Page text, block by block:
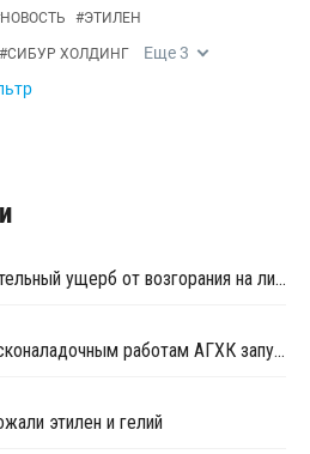
НОВОСТЬ #ЭТИЛЕН
#СИБУР ХОЛДИНГ Еще3
НКНХ оценил как незначительный ущерб от возгорания на линии полистирола
В рамках подготовки к пусконаладочным работам АГХК запустил факел установки пиролиза
этилен и гелий